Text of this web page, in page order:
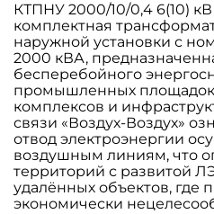
КТПНУ 2000/10/0,4 6(10)
комплектная
наружной установки с
2000 кВА,
бесперебойного
промышленных
комплексов и
связи «Воздух-Воздух»
отвод электроэнергии
воздушным линиям, что
территорий с развитой
удалённых объектов, где
экономически